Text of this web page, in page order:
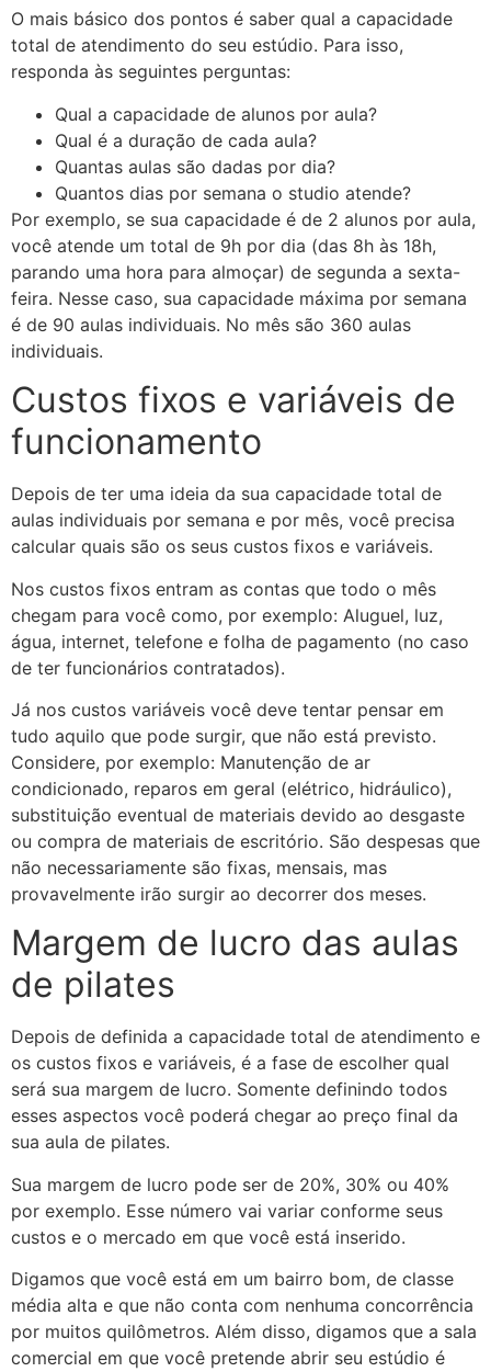
O mais básico dos pontos é saber qual a capacidade
total de atendimento do seu estúdio. Para isso,
responda às seguintes perguntas:
Qual a capacidade de alunos por aula?
Qual é a duração de cada aula?
Quantas aulas são dadas por dia?
Quantos dias por semana o studio atende?
Por exemplo, se sua capacidade é de 2 alunos por aula,
você atende um total de 9h por dia (das 8h às 18h,
parando uma hora para almoçar) de segunda a sexta-
feira. Nesse caso, sua capacidade máxima por semana
é de 90 aulas individuais. No mês são 360 aulas
individuais.
Custos fixos e variáveis de
funcionamento
Depois de ter uma ideia da sua capacidade total de
aulas individuais por semana e por mês, você precisa
calcular quais são os seus custos fixos e variáveis.
Nos custos fixos entram as contas que todo o mês
chegam para você como, por exemplo: Aluguel, luz,
água, internet, telefone e folha de pagamento (no caso
de ter funcionários contratados).
Já nos custos variáveis você deve tentar pensar em
tudo aquilo que pode surgir, que não está previsto.
Considere, por exemplo: Manutenção de ar
condicionado, reparos em geral (elétrico, hidráulico),
substituição eventual de materiais devido ao desgaste
ou compra de materiais de escritório. São despesas que
não necessariamente são fixas, mensais, mas
provavelmente irão surgir ao decorrer dos meses.
Margem de lucro das aulas
de pilates
Depois de definida a capacidade total de atendimento e
os custos fixos e variáveis, é a fase de escolher qual
será sua margem de lucro. Somente definindo todos
esses aspectos você poderá chegar ao preço final da
sua aula de pilates.
Sua margem de lucro pode ser de 20%, 30% ou 40%
por exemplo. Esse número vai variar conforme seus
custos e o mercado em que você está inserido.
Digamos que você está em um bairro bom, de classe
média alta e que não conta com nenhuma concorrência
por muitos quilômetros. Além disso, digamos que a sala
comercial em que você pretende abrir seu estúdio é